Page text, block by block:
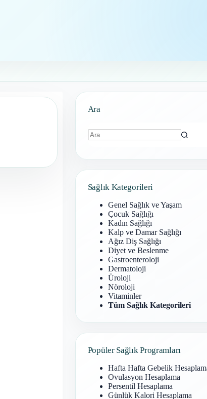
Ara
bulunamadı
Sağlık Kategorileri
Genel Sağlık ve Yaşam
Çocuk Sağlığı
Kadın Sağlığı
Kalp ve Damar Sağlığı
Ağız Diş Sağlığı
Diyet ve Beslenme
Gastroenteroloji
Dermatoloji
Üroloji
Nöroloji
Vitaminler
Tüm Sağlık Kategorileri
Popüler Sağlık Programları
Hafta Hafta Gebelik
Ovulasyon Hesaplama
Persentil Hesaplama
Günlük Kalori Hesaplama